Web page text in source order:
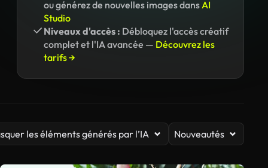
ou générez de nouvelles images dansAI
Studio
Niveaux d'accès : Débloquez l'accès créatif
complet et l'IA avancée — Découvrez les
tarifs →
les éléments générés par l’IA Nouveautés